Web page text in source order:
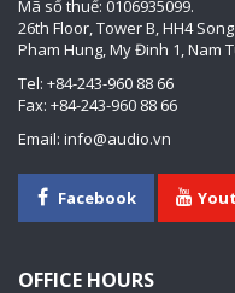
Mã số thuế: 0106935099.
26th Floor, Tower B, HH4
Pham Hung, My Đinh 1, Nam
Tel: +84-243-960 88 66
Fax: +84-243-960 88 66
Email: info@audio.vn
Facebook
OFFICE HOURS